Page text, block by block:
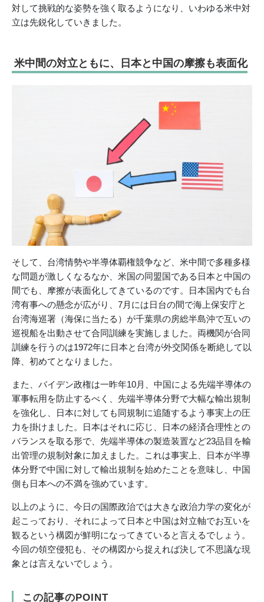
対して挑戦的な姿勢を強く取るようになり、いわゆる米中対
立は先鋭化していきました。
米中間の対立ともに、日本と中国の摩擦も表面化
そして、台湾情勢や半導体覇権競争など、米中間で多種多様
な問題が激しくなるなか、米国の同盟国である日本と中国の
間でも、摩擦が表面化してきているのです。日本国内でも台
湾有事への懸念が広がり、7月には日台の間で海上保安庁と
台湾海巡署（海保に当たる）が千葉県の房総半島沖で互いの
巡視船を出動させて合同訓練を実施しました。両機関が合同
訓練を行うのは1972年に日本と台湾が外交関係を断絶して以
降、初めてとなりました。
また、バイデン政権は一昨年10月、中国による先端半導体の
軍事転用を防止するべく、先端半導体分野で大幅な輸出規制
を強化し、日本に対しても同規制に追随するよう事実上の圧
力を掛けました。日本はそれに応じ、日本の経済合理性との
バランスを取る形で、先端半導体の製造装置など23品目を輸
出管理の規制対象に加えました。これは事実上、日本が半導
体分野で中国に対して輸出規制を始めたことを意味し、中国
側も日本への不満を強めています。
以上のように、今日の国際政治では大きな政治力学の変化が
起こっており、それによって日本と中国は対立軸でお互いを
観るという構図が鮮明になってきていると言えるでしょう。
今回の領空侵犯も、その構図から捉えれば決して不思議な現
象とは言えないでしょう。
この記事のPOINT